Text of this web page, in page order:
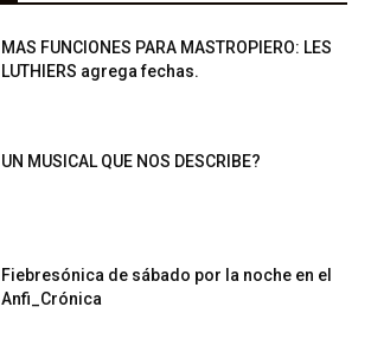
MAS FUNCIONES PARA MASTROPIERO: LES
LUTHIERS agrega fechas.
UN MUSICAL QUE NOS DESCRIBE?
Fiebresónica de sábado por la noche en el
Anfi_Crónica